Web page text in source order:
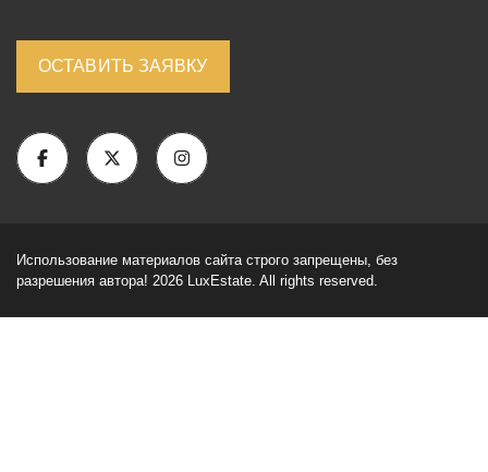
ОСТАВИТЬ ЗАЯВКУ
Использование материалов сайта строго запрещены, без
разрешения автора! 2026 LuxEstate. All rights reserved.